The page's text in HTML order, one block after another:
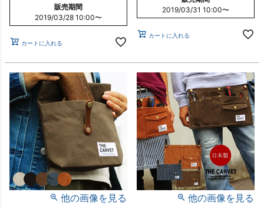
販売期間
2019/03/28 10:00〜
カートに入れる
2019/03/31 10:00〜
カートに入れる
他の画像を見る 他の画像を見る